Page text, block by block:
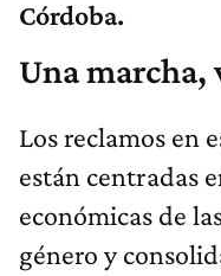
Córdoba.
Una marcha,
Los reclamos en
están centradas
económicas de
género y